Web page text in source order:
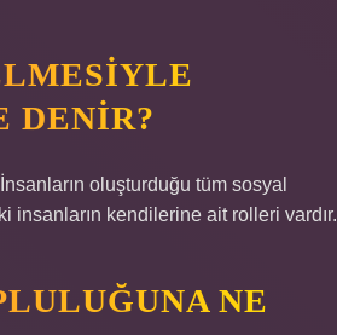
DENIR?
oluşturduğu tüm sosyal
insanların kendilerine ait rolleri vardır.
NE